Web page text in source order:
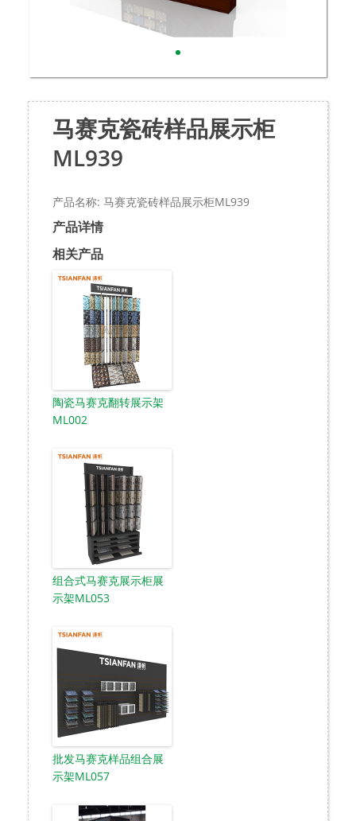
马赛克瓷砖样品展示柜
ML939
产品名称: 马赛克瓷砖样品展示柜ML939
产品详情
相关产品
陶瓷马赛克翻转展示架
ML002
组合式马赛克展示柜展
示架ML053
批发马赛克样品组合展
示架ML057